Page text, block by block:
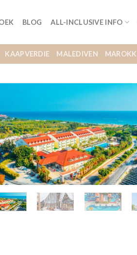
BLOG ALL-INCLUSIVE INFO
KAAPVERDIE MALEDIVEN